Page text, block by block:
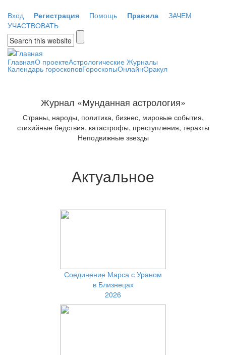
Вход
Регистрация Помощь Правила
ЗАЧЕМ
УЧАСТВОВАТЬ
Форма поиска
ГлавнаяО проектеАстрологические Журналы
Календарь гороскоповГороскопыОнлайнОракул
Журнал «Мунданная астрология»
Страны, народы, политика, бизнес, мировые события,
стихийные бедствия, катастрофы, преступления, теракты
Неподвижные звезды
Актуальное
Соединение Марса с Ураном
в Близнецах
2026